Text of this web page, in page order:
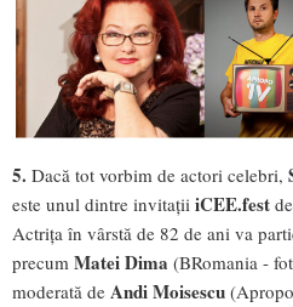
5. Dacă tot vorbim de actori celebri,
este unul dintre invitații iCEE.fest
Actrița în vârstă de 82 de ani va
precum Matei Dima (BRomania -
moderată de Andi Moisescu